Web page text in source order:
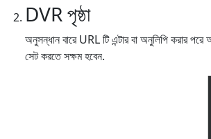
DVR পৃষ্ঠা
অনুসন্ধান বারে URL টি এন্টার বা অনুলিপি করার
সেট করতে সক্ষম হবেন.